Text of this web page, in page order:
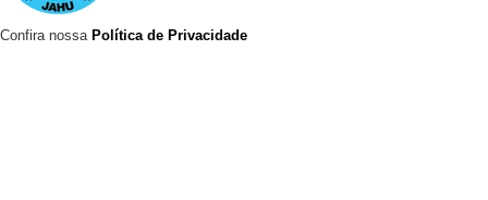
Confira nossa Política de Privacidade